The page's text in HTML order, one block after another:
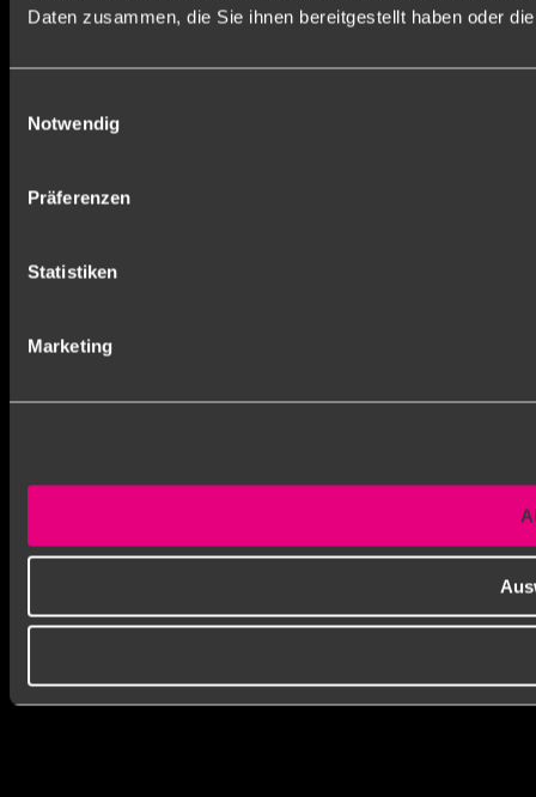
Daten zusammen, die Sie ihnen bereitgestellt haben oder
Notwendig
Präferenzen
Statistiken
Marketing